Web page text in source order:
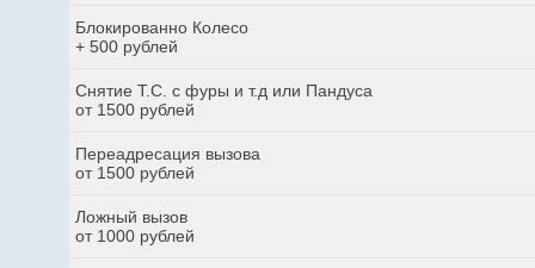
Блокированно Колесо
+ 500 рублей
Снятие Т.С. с фуры и т.д или Пандуса
от 1500 рублей
Переадресация вызова
от 1500 рублей
Ложный вызов
от 1000 рублей